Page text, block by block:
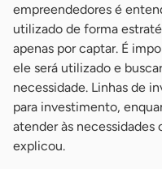
empreendedores é
utilizado de forma
apenas por captar. É
ele será utilizado e
necessidade. Linhas de
para investimento,
atender às necessidades
explicou.